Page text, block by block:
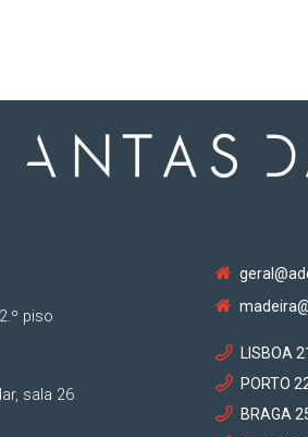
piso
sala 26
LISBOA
PORTO
BRAGA